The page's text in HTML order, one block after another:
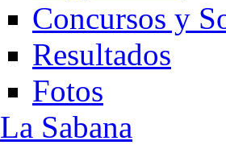
Concursos y
Resultados
Fotos
La Sabana